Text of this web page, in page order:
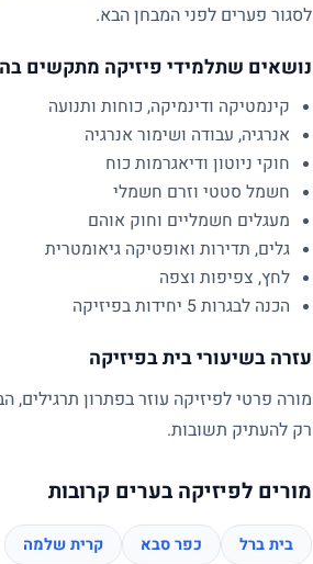
לסגור פערים לפני המבחן הבא.
נושאים שתלמידי פיזיקה מתקשים
קינמטיקה ודינמיקה, כוחות ותנועה
אנרגיה, עבודה ושימור אנרגיה
חוקי ניוטון ודיאגרמות כוח
חשמל סטטי וזרם חשמלי
מעגלים חשמליים וחוק אוהם
גלים, תדירות ואופטיקה גיאומטרית
לחץ, צפיפות וצפה
הכנה לבגרות 5 יחידות בפיזיקה
עזרה בשיעורי בית בפיזיקה
מורה פרטי לפיזיקה עוזר בפתרון תרגילים,
רק להעתיק תשובות.
מורים לפיזיקה בערים קרובות
בית ברל כפר סבא קרית שלמה